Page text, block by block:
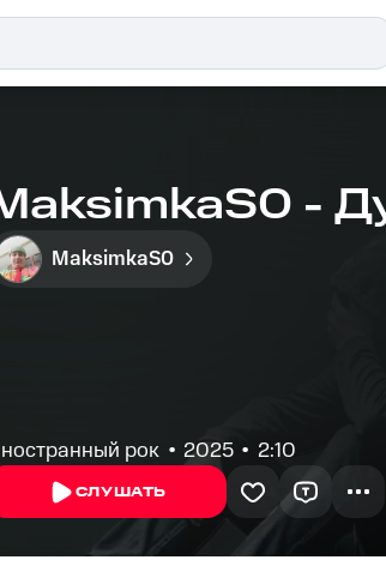
-
MaksimkaS0
рок 2025 2:10
СЛУШАТЬ